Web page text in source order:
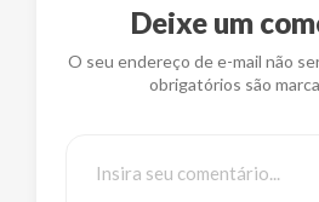
Deixe um
O seu endereço de e-mail não
obrigatórios são